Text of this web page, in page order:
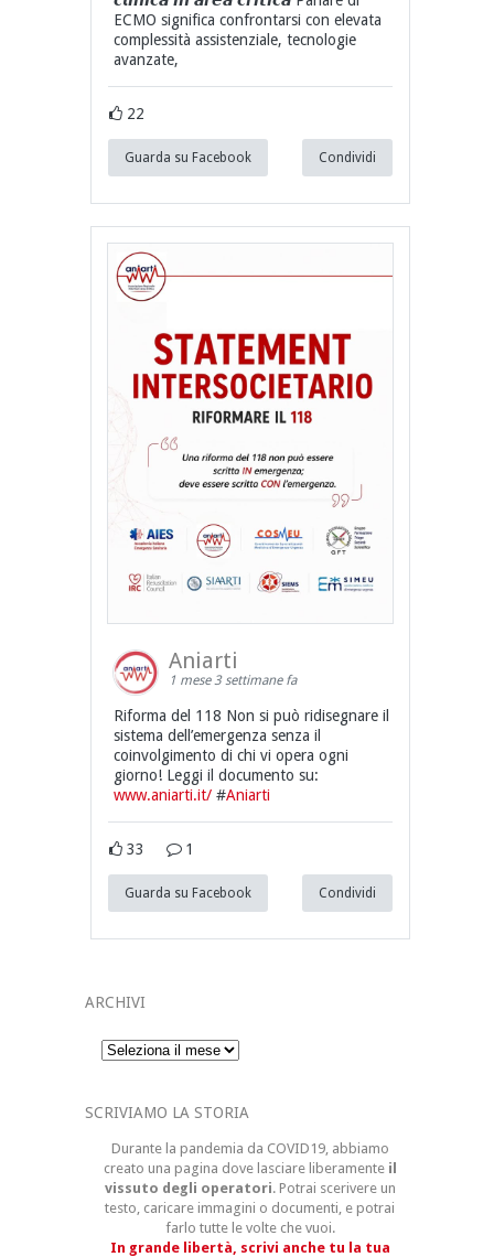
ECMO significa confrontarsi con elevata
complessità assistenziale, tecnologie
avanzate,
22
Guarda su Facebook Condividi
Aniarti
1 mese 3 settimane fa
Riforma del 118 Non si può ridisegnare il
sistema dell’emergenza senza il
coinvolgimento di chi vi opera ogni
giorno! Leggi il documento su:
www.aniarti.it/#Aniarti
33 1
Guarda su Facebook Condividi
ARCHIVI
Archivi
SCRIVIAMO LA STORIA
Durante la pandemia da COVID19, abbiamo
creato una pagina dove lasciare liberamenteil
vissuto degli operatori. Potrai scerivere un
testo, caricare immagini o documenti, e potrai
farlo tutte le volte che vuoi.
In grande libertà, scrivi anche tu la tua